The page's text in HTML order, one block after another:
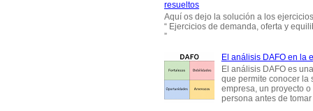
resueltos
Aquí os dejo la solución a los
“ Ejercicios de demanda, oferta y
”
El análisis DAFO en la
El análisis DAFO es
que permite conocer la
empresa, un proyecto
persona antes de